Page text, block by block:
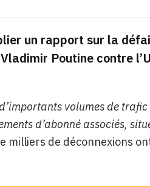
un rapport sur la
Poutine contre
d’importants volumes de
d’abonné associés,
milliers de déconnexions